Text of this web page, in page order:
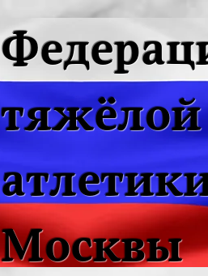
тяжёлой
Москвы